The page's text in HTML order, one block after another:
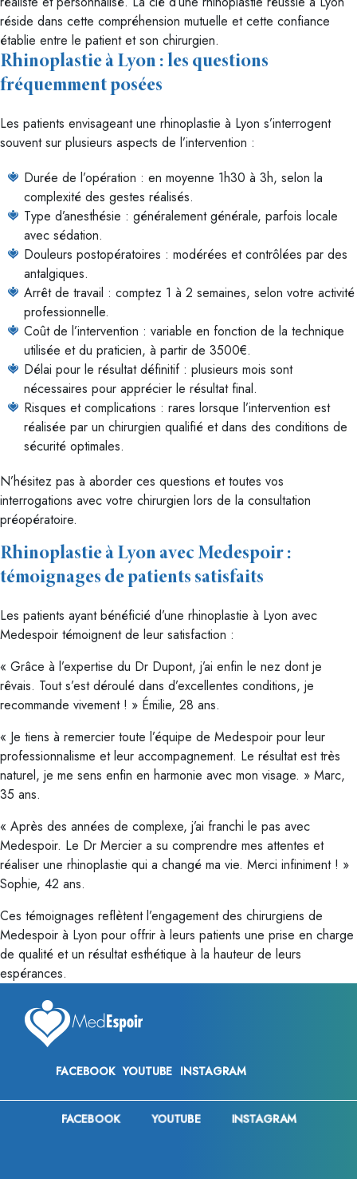
réside dans cette compréhension mutuelle et cette confiance
établie entre le patient et son chirurgien.
Rhinoplastie à Lyon : les questions
fréquemment posées
Les patients envisageant une rhinoplastie à Lyon s’interrogent
souvent sur plusieurs aspects de l’intervention :
Durée de l’opération : en moyenne 1h30 à 3h, selon la
complexité des gestes réalisés.
Type d’anesthésie : généralement générale, parfois locale
avec sédation.
Douleurs postopératoires : modérées et contrôlées par des
antalgiques.
Arrêt de travail : comptez 1 à 2 semaines, selon votre activité
professionnelle.
Coût de l’intervention : variable en fonction de la technique
utilisée et du praticien, à partir de 3500€.
Délai pour le résultat définitif : plusieurs mois sont
nécessaires pour apprécier le résultat final.
Risques et complications : rares lorsque l’intervention est
réalisée par un chirurgien qualifié et dans des conditions de
sécurité optimales.
N’hésitez pas à aborder ces questions et toutes vos
interrogations avec votre chirurgien lors de la consultation
préopératoire.
Rhinoplastie à Lyon avec Medespoir :
témoignages de patients satisfaits
Les patients ayant bénéficié d’une rhinoplastie à Lyon avec
Medespoir témoignent de leur satisfaction :
« Grâce à l’expertise du Dr Dupont, j’ai enfin le nez dont je
rêvais. Tout s’est déroulé dans d’excellentes conditions, je
recommande vivement ! » Émilie, 28 ans.
« Je tiens à remercier toute l’équipe de Medespoir pour leur
professionnalisme et leur accompagnement. Le résultat est très
naturel, je me sens enfin en harmonie avec mon visage. » Marc,
35 ans.
« Après des années de complexe, j’ai franchi le pas avec
Medespoir. Le Dr Mercier a su comprendre mes attentes et
réaliser une rhinoplastie qui a changé ma vie. Merci infiniment ! »
Sophie, 42 ans.
Ces témoignages reflètent l’engagement des chirurgiens de
Medespoir à Lyon pour offrir à leurs patients une prise en charge
de qualité et un résultat esthétique à la hauteur de leurs
espérances.
FACEBOOK YOUTUBE INSTAGRAM
ContactFACEBOOK YOUTUBE INSTAGRAM